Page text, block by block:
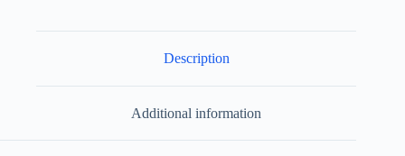
Description
Additional information